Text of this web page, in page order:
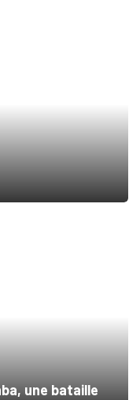
une bataille